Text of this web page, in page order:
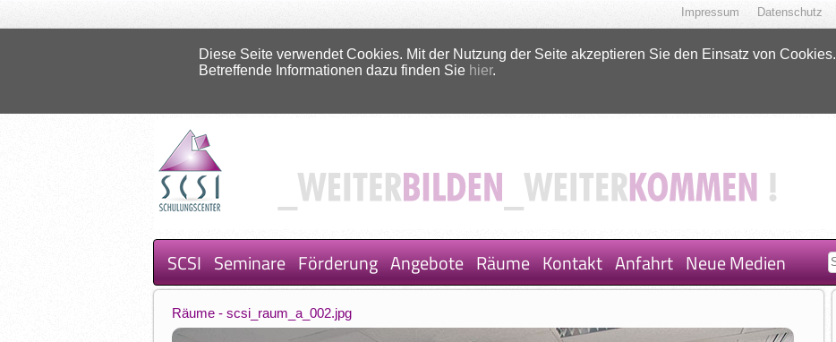
Datenschutz
Impressum
Diese Seite verwendet Cookies. Mit der Nutzung der Seite akzeptieren Sie den Einsatz von Cookies.
Betreffende Informationen dazu finden Sie hier.
SCSI Seminare Förderung Angebote Räume Kontakt Anfahrt Neue Medien
Räume - scsi_raum_a_002.jpg